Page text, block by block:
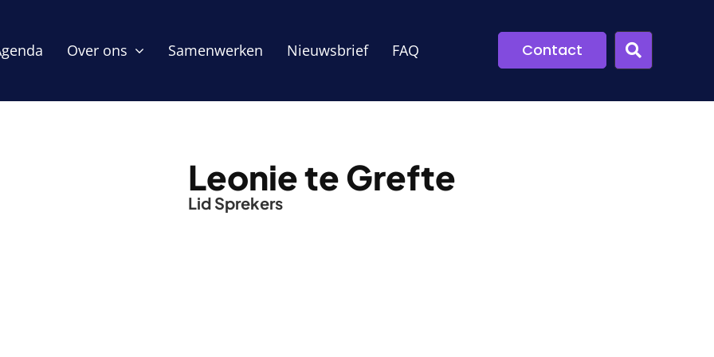
Over ons Samenwerken Nieuwsbrief FAQ Contact
Leonie te Grefte
Lid Sprekers